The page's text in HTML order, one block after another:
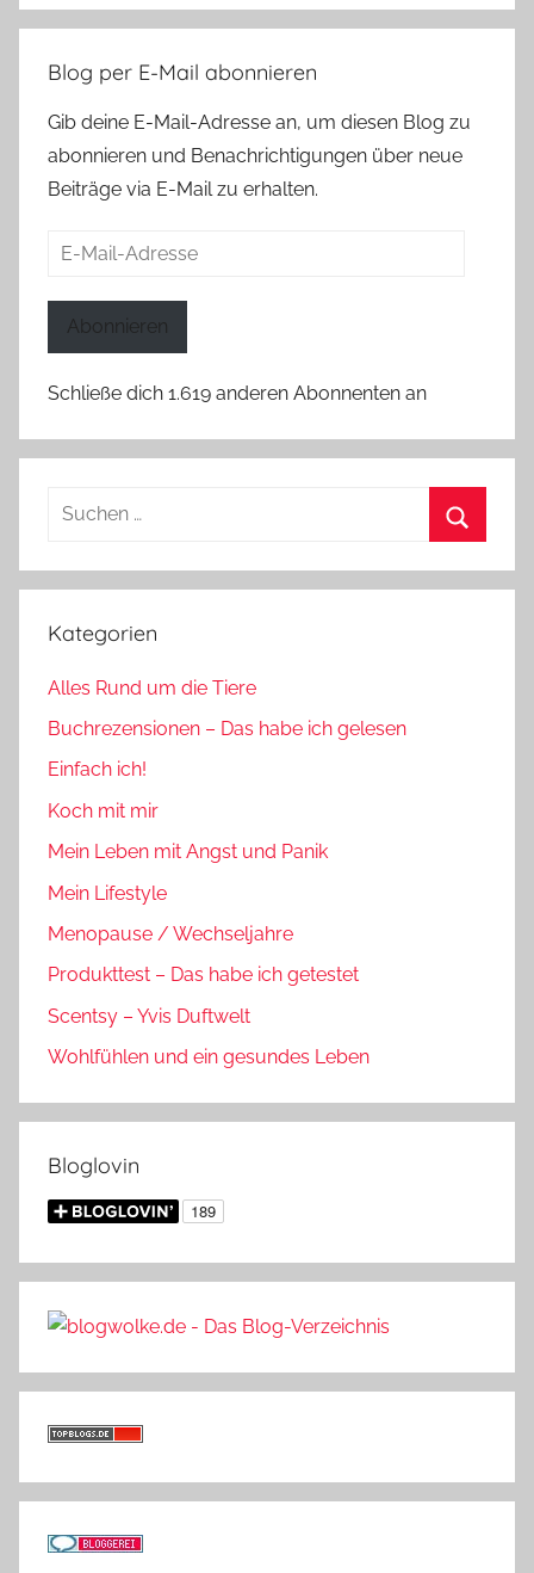
Blog per E-Mail abonnieren
Gib deine E-Mail-Adresse an, um diesen Blog zu
abonnieren und Benachrichtigungen über neue
Beiträge via E-Mail zu erhalten.
E-
Abonnieren
Schließe dich 1.619 anderen Abonnenten an
Suchen
Kategorien
Alles Rund um die Tiere
Buchrezensionen – Das habe ich gelesen
Einfach ich!
Koch mit mir
Mein Leben mit Angst und Panik
Mein Lifestyle
Menopause / Wechseljahre
Produkttest – Das habe ich getestet
Scentsy – Yvis Duftwelt
Wohlfühlen und ein gesundes Leben
Bloglovin